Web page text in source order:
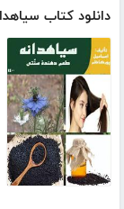
دانلود کتاب